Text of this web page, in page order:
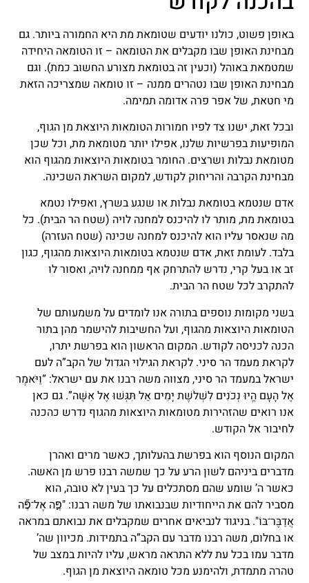
באופן פשוט, כולנו יודעים שטומאת מת היא החמורה ביותר. גם
מבחינת האופן שבו מקבלים את הטומאה – זו הטומאה היחידה
שמטמאת באוהל (וכעין זה בטומאת מצורע החשוב כמת). וגם
מבחינת האופן שבו נטהרים ממנה – זו טומאה שמצריכה הזאת
מי חטאת, של אפר פרה אדומה תמימה.
ובכל זאת, ישנו צד לפיו חמורות הטומאות היוצאת מן הגוף,
המופיעות בפרשיות שלנו, אפילו יותר מטומאת מת, וכל שכן
מטומאת נבלות ושרצים. החומר בטומאות היוצאות מהגוף הוא
מבחינת הקרבה והריחוק לקודש, למקום השראת השכינה.
אדם שנטמא בטומאת נבלות או שנגע בשרץ, ואפילו נטמא
בטומאת מת, מותר לו להיכנס למחנה לויה (שטח הר הבית). כל
מה שנאסר עליו הוא להיכנס למחנה שכינה (שטח העזרה)
בלבד. לעומת זאת, אדם שנטמא בטומאות היוצאות מהגוף, כגון
זב או בעל קרי, נדרש להתרחק אף ממחנה לויה, ואסור לו
להתקרב לכל שטח הר הבית.
בשני מקומות נוספים בתורה אנו לומדים על משמעותם של
הטומאות היוצאות מהגוף, ועל החשיבות להישמר מהן בתור
הכנה לכניסה לקודש. המקום הראשון הוא בפרשת יתרו,
לקראת מעמד הר סיני. לקראת הגילוי הגדול של הקב”ה לעם
ישראל במעמד הר סיני, מצווה משה רבנו את עם ישראל: “וַיֹּאמֶר
אֶל הָעָם הֱיוּ נְכֹנִים לִשְׁלֹשֶׁת יָמִים אַל תִּגְּשׁוּ אֶל אִשָּׁה”. גם כאן
אנו רואים שהזהירות מטומאות היוצאות מהגוף נדרש כהכנה
לחיבור אל הקודש.
המקום הנוסף הוא בפרשת בהעלותך, כאשר מרים ואהרן
מדברים ביניהם לשון הרע על כך שמשה רבנו פרש מן האשה.
כאשר ה’ שומע שהם מסתכלים על כך בעין לא טובה, הוא
מסביר להם את הייחודיות שבנבואתו של משה רבנו: "פֶּ֣ה אֶל־פֶּ֞ה
אֲדַבֶּר־בּוֹ". בניגוד לנביאים אחרים שמקבלים את נבואתם במראה
או בחלום, משה רבנו מדבר עם הקב”ה בתמידות. מכיוון שה’
מדבר עמו בכל עת ללא התראה מראש, עליו להיות במצב של
טהרה מתמדת, ולהימנע מכל טומאה היוצאת מן הגוף.